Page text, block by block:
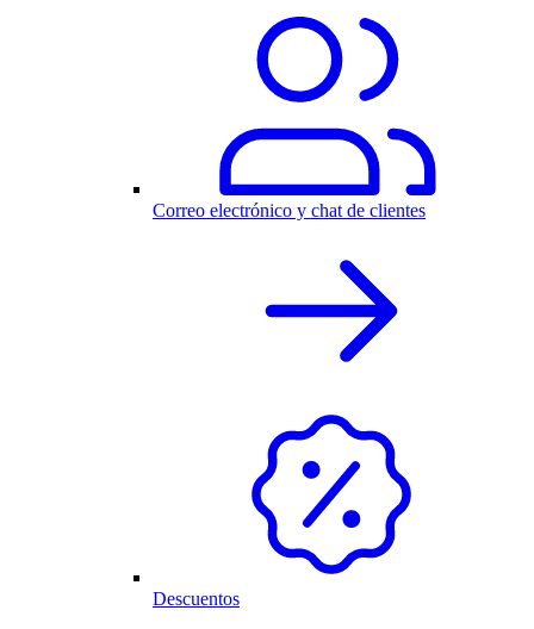
Correo electrónico y chat de clientes
Descuentos